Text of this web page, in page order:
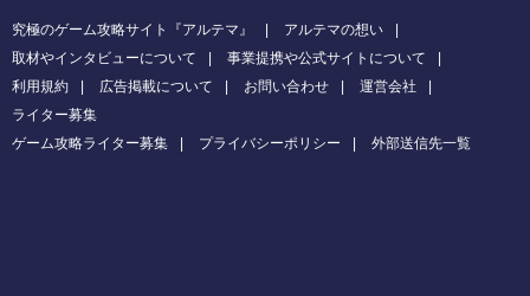
究極のゲーム攻略サイト『アルテマ』
アルテマの想い
取材やインタビューについて
事業提携や公式サイトについて
利用規約
広告掲載について お問い合わせ
運営会社
ライター募集
ゲーム攻略ライター募集
プライバシーポリシー 外部送信先一覧